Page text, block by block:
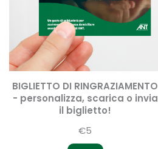
BIGLIETTO DI RINGRAZIAMENTO
- personalizza, scarica o invia
il biglietto!
€5